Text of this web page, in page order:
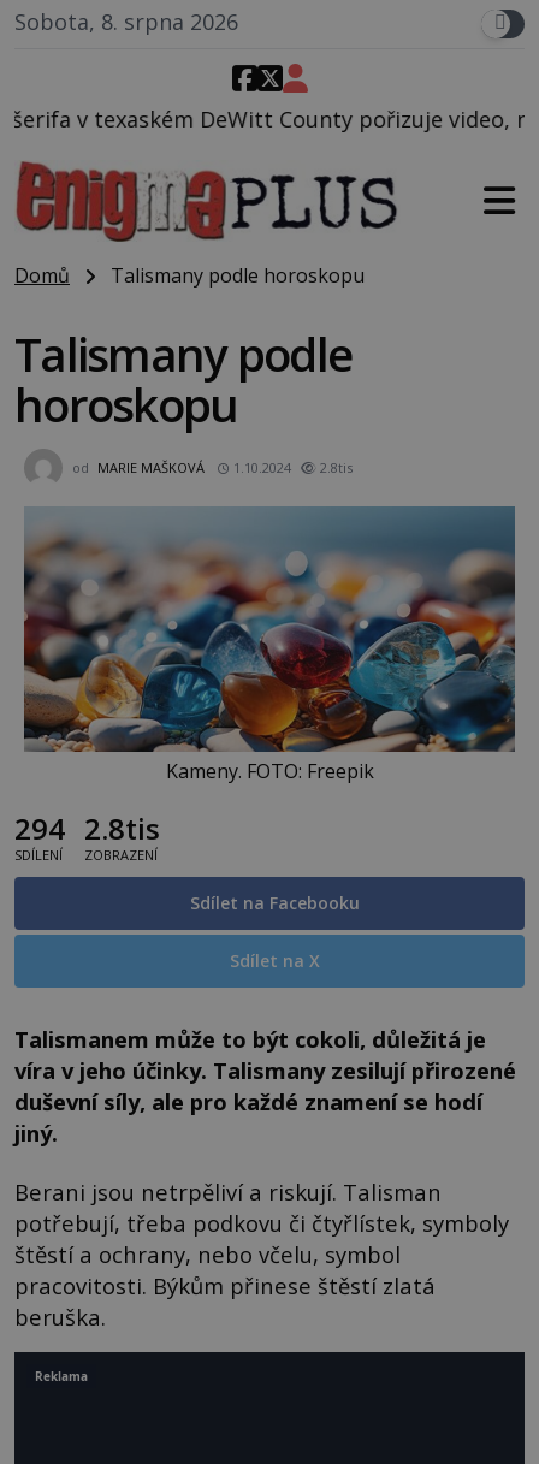
Sobota, 8. srpna 2026
County pořizuje video, na kterém před jeho
Domů Talismany podle horoskopu
Talismany podle
horoskopu
od MARIE MAŠKOVÁ 1.10.2024 2.8tis
Kameny. FOTO: Freepik
294
SDÍLENÍ
2.8tis
ZOBRAZENÍ
Sdílet na Facebooku
Sdílet na X
Talismanem může to být cokoli, důležitá je
víra v jeho účinky. Talismany zesilují přirozené
duševní síly, ale pro každé znamení se hodí
jiný.
Berani jsou netrpěliví a riskují. Talisman
potřebují, třeba podkovu či čtyřlístek, symboly
štěstí a ochrany, nebo včelu, symbol
pracovitosti. Býkům přinese štěstí zlatá
beruška.
Reklama